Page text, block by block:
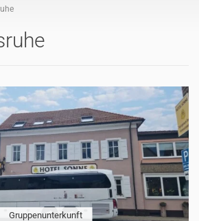
Gruppenunterkunft